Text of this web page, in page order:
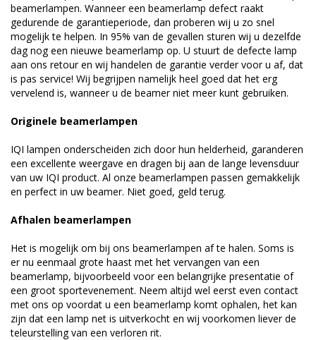
beamerlampen. Wanneer een beamerlamp defect raakt
gedurende de garantieperiode, dan proberen wij u zo snel
mogelijk te helpen. In 95% van de gevallen sturen wij u dezelfde
dag nog een nieuwe beamerlamp op. U stuurt de defecte lamp
aan ons retour en wij handelen de garantie verder voor u af, dat
is pas service! Wij begrijpen namelijk heel goed dat het erg
vervelend is, wanneer u de beamer niet meer kunt gebruiken.
Originele beamerlampen
IQI lampen onderscheiden zich door hun helderheid, garanderen
een excellente weergave en dragen bij aan de lange levensduur
van uw IQI product. Al onze beamerlampen passen gemakkelijk
en perfect in uw beamer. Niet goed, geld terug.
Afhalen beamerlampen
Het is mogelijk om bij ons beamerlampen af te halen. Soms is
er nu eenmaal grote haast met het vervangen van een
beamerlamp, bijvoorbeeld voor een belangrijke presentatie of
een groot sportevenement. Neem altijd wel eerst even contact
met ons op voordat u een beamerlamp komt ophalen, het kan
zijn dat een lamp net is uitverkocht en wij voorkomen liever de
teleurstelling van een verloren rit.